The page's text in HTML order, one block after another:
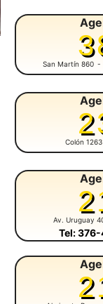
San Martín 860 -
Colón 1263
Av. Uruguay
Tel: